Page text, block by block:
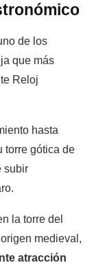
de los
que más
Reloj
hasta
torre gótica de
subir
la torre del
medieval,
atracción